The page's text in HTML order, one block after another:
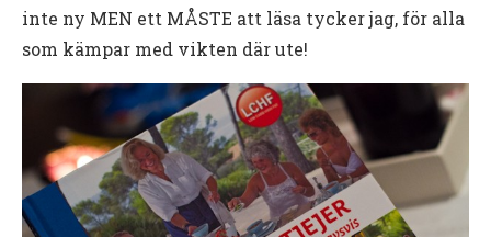
inte ny MEN ett MÅSTE att läsa tycker jag, för alla
som kämpar med vikten där ute!